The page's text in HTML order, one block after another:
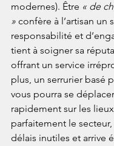
modernes). Être « de
» confère à l’artisan un
responsabilité et
tient à soigner sa
offrant un service
plus, un serrurier basé
vous pourra se
rapidement sur les
parfaitement le
délais inutiles et arrive